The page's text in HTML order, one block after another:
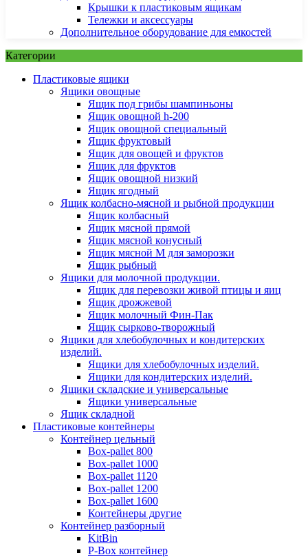
Крышки к пластиковым ящикам
Тележки и аксессуары
Дополнительное оборудование для емкостей
Категории
Пластиковые ящики
Ящики овощные
Ящик под грибы шампиньоны
Ящик овощной h-200
Ящик овощной специальный
Ящик фруктовый
Ящик для овощей и фруктов
Ящик для фруктов
Ящик овощной низкий
Ящик ягодный
Ящик колбасно-мясной и рыбной продукции
Ящик колбасный
Ящик мясной прямой
Ящик мясной конусный
Ящик мясной М для заморозки
Ящик рыбный
Ящики для молочной продукции.
Ящик для перевозки живой птицы и яиц
Ящик дрожжевой
Ящик молочный Фин-Пак
Ящик сырково-творожный
Ящики для хлебобулочных и кондитерских
изделий.
Ящики для хлебобулочных изделий.
Ящики для кондитерских изделий.
Ящики складские и универсальные
Ящики универсальные
Ящик складной
Пластиковые контейнеры
Контейнер цельный
Box-pallet 800
Box-pallet 1000
Box-pallet 1120
Box-pallet 1200
Box-pallet 1600
Контейнеры другие
Контейнер разборный
KitBin
P-Box контейнер